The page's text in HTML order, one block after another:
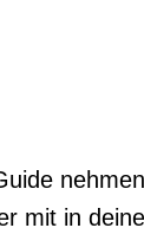
mit in